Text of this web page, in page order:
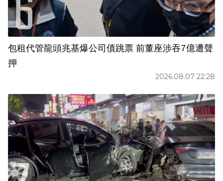
包租代管龍頭兆基爆公司債跳票 前董座涉吞7億遭聲
押
2026.08.07 22:28